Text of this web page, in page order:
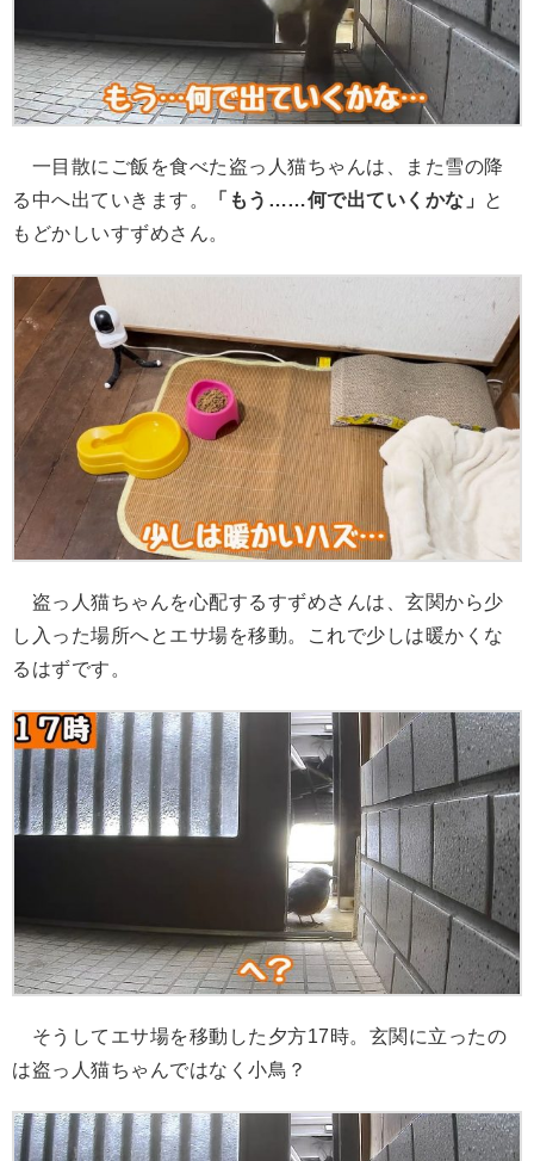
一目散にご飯を食べた盗っ人猫ちゃんは、また雪の降
る中へ出ていきます。
「もう……何で出ていくかな」
と
もどかしいすずめさん。
盗っ人猫ちゃんを心配するすずめさんは、玄関から少
し入った場所へとエサ場を移動。これで少しは暖かくな
るはずです。
そうしてエサ場を移動した夕方17時。玄関に立ったの
は盗っ人猫ちゃんではなく小鳥？